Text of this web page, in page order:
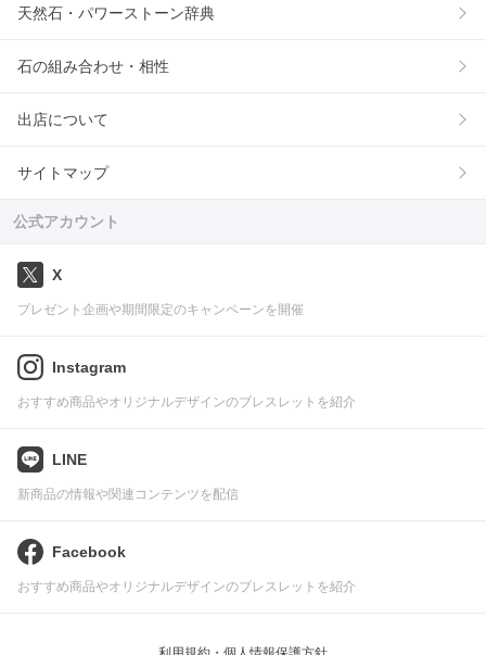
天然石・パワーストーン辞典
石の組み合わせ・相性
出店について
サイトマップ
公式アカウント
X
プレゼント企画や期間限定のキャンペーンを開催
Instagram
おすすめ商品やオリジナルデザインのブレスレットを紹介
LINE
新商品の情報や関連コンテンツを配信
Facebook
おすすめ商品やオリジナルデザインのブレスレットを紹介